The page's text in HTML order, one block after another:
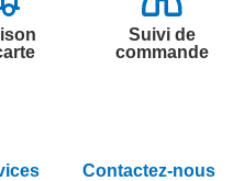
Suivi de
commande
Contactez-nous